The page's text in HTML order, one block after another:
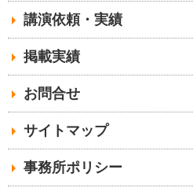
講演依頼・実績
掲載実績
お問合せ
サイトマップ
事務所ポリシー